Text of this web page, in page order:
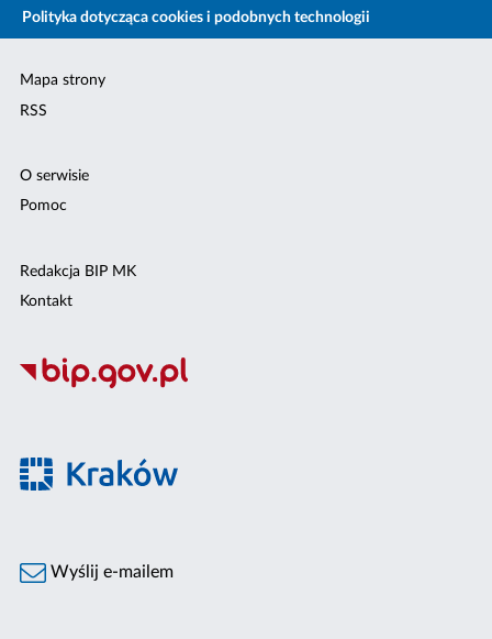
Polityka dotycząca cookies i podobnych technologii
Mapa strony
RSS
O serwisie
Pomoc
Redakcja BIP MK
Kontakt
Wyślij e-mailem